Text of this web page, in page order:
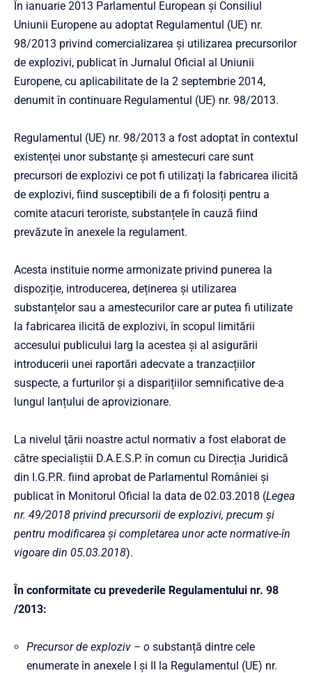
În ianuarie 2013 Parlamentul European și Consiliul
Uniunii Europene au adoptat Regulamentul (UE) nr.
98/2013 privind comercializarea şi utilizarea precursorilor
de explozivi, publicat în Jurnalul Oficial al Uniunii
Europene, cu aplicabilitate de la 2 septembrie 2014,
denumit în continuare Regulamentul (UE) nr. 98/2013.
Regulamentul (UE) nr. 98/2013 a fost adoptat în contextul
existenței unor substanţe şi amestecuri care sunt
precursori de explozivi ce pot fi utilizați la fabricarea ilicită
de explozivi, fiind susceptibili de a fi folosiți pentru a
comite atacuri teroriste, substanțele în cauză fiind
prevăzute în anexele la regulament.
Acesta instituie norme armonizate privind punerea la
dispoziție, introducerea, deținerea și utilizarea
substanțelor sau a amestecurilor care ar putea fi utilizate
la fabricarea ilicită de explozivi, în scopul limitării
accesului publicului larg la acestea și al asigurării
introducerii unei raportări adecvate a tranzacțiilor
suspecte, a furturilor și a disparițiilor semnificative de-a
lungul lanțului de aprovizionare.
La nivelul ţării noastre actul normativ a fost elaborat de
către specialiștii D.A.E.S.P. în comun cu Direcția Juridică
din I.G.P.R. fiind aprobat de Parlamentul României și
publicat în Monitorul Oficial la data de 02.03.2018 (Legea
nr. 49/2018 privind precursorii de explozivi, precum şi
pentru modificarea şi completarea unor acte normative-în
vigoare din 05.03.2018).
În conformitate cu prevederile Regulamentului nr. 98
/2013:
Precursor de exploziv – o substanță dintre cele
enumerate în anexele I și II la Regulamentul (UE) nr.